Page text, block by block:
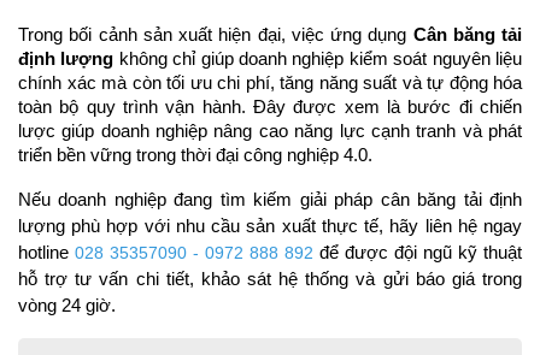
Trong bối cảnh sản xuất hiện đại, việc ứng dụng Cân băng tải
định lượng không chỉ giúp doanh nghiệp kiểm soát nguyên liệu
chính xác mà còn tối ưu chi phí, tăng năng suất và tự động hóa
toàn bộ quy trình vận hành. Đây được xem là bước đi chiến
lược giúp doanh nghiệp nâng cao năng lực cạnh tranh và phát
triển bền vững trong thời đại công nghiệp 4.0.
Nếu doanh nghiệp đang tìm kiếm giải pháp cân băng tải định
lượng phù hợp với nhu cầu sản xuất thực tế, hãy liên hệ ngay
hotline 028 35357090 - 0972 888 892 để được đội ngũ kỹ thuật
hỗ trợ tư vấn chi tiết, khảo sát hệ thống và gửi báo giá trong
vòng 24 giờ.